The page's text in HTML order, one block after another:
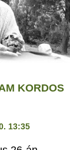
KORDOS
13:35